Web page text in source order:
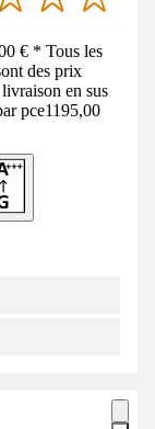
€ * Tous les
des prix
en sus
pce1195,00